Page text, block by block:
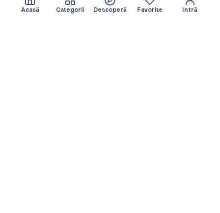
Acasă Categorii Descoperă Favorite Intră